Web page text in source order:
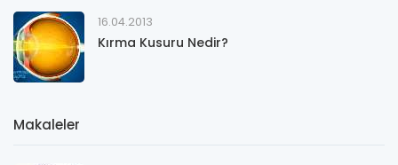
16.04.2013
Kırma Kusuru Nedir?
Makaleler